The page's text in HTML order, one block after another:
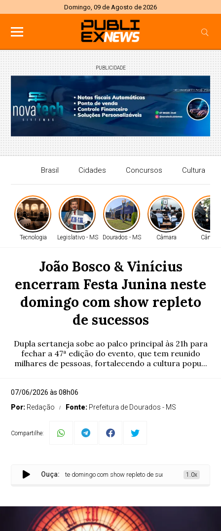
Domingo, 09 de Agosto de 2026
PUBLICIDADE
Brasil Cidades Concursos Cultura
Tecnologia Legislativo - MS Dourados - MS Câmara Câmara
João Bosco & Vinícius
encerram Festa Junina neste
domingo com show repleto
de sucessos
Dupla sertaneja sobe ao palco principal às 21h para
fechar a 47ª edição do evento, que tem reunido
milhares de pessoas, fortalecendo a cultura popu...
07/06/2026 às 08h06
Por: Redação Fonte: Prefeitura de Dourados - MS
Compartilhe:
Ouça:
Junina neste domingo com show repleto de sucessos 1.0x